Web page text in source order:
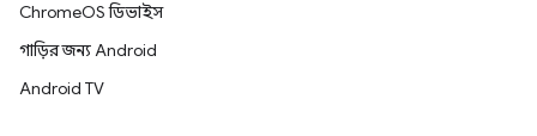
ChromeOS ডিভাইস
গাড়ির জন্য Android
Android TV